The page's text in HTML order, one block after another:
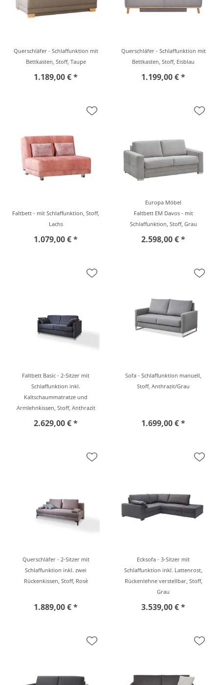
Querschläfer - Schlaffunktion mit
Bettkasten, Stoff, Taupe
1.189,00 € *
Querschläfer - Schlaffunktion mit
Bettkasten, Stoff, Eisblau
1.199,00 € *
Faltbett - mit Schlaffunktion, Stoff,
Lachs
1.079,00 € *
Europa Möbel
Faltbett EM Davos - mit
Schlaffunktion, Stoff, Grau
2.598,00 € *
Faltbett Basic - 2-Sitzer mit
Schlaffunktion inkl.
Kaltschaummatratze und
Armlehnkissen, Stoff, Anthrazit
2.629,00 € *
Sofa - Schlaffunktion manuell,
Stoff, Anthrazit/Grau
1.699,00 € *
Querschläfer - 2-Sitzer mit
Schlaffunktion inkl. zwei
Rückenkissen, Stoff, Rosè
1.889,00 € *
Ecksofa - 3-Sitzer mit
Schlaffunktion inkl. Lattenrost,
Rückenlehne verstellbar, Stoff,
Grau
3.539,00 € *